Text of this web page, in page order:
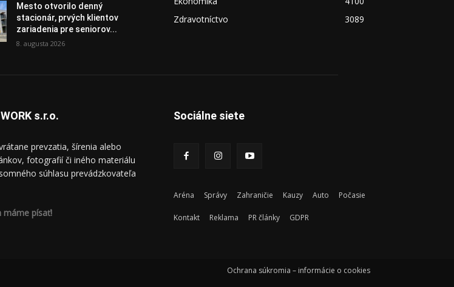
Mesto otvorilo denný
stacionár, prvých klientov
zariadenia pre seniorov...
8. augusta 2026
Zdravotníctvo
3089
s.r.o.
prevzatia, šírenia alebo
fotografií či iného materiálu
súhlasu prevádzkovateľa
máme písať!
Sociálne siete
Aréna Správy Zahraničie Kauzy Auto Počasie
Kontakt Reklama PR články GDPR
Ochrana súkromia – informácie o cookies